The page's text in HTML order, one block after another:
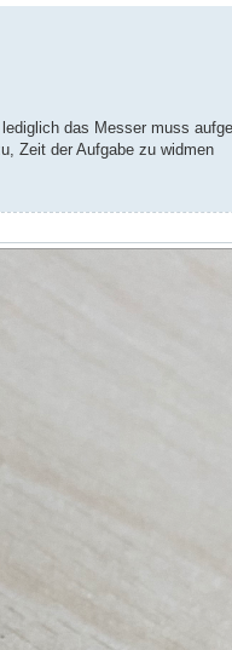
das Messer muss
Zeit der Aufgabe zu widmen